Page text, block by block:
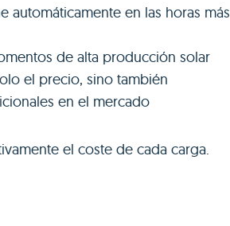
automáticamente en las horas más
de alta producción solar
el precio, sino también
en el mercado
el coste de cada carga.